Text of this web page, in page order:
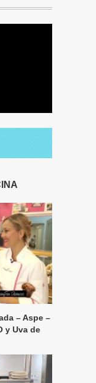
– Aspe –
y Uva de